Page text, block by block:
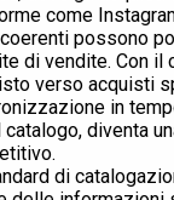
come
possono
di vendite. Con il
verso acquisti
in
diventa
di